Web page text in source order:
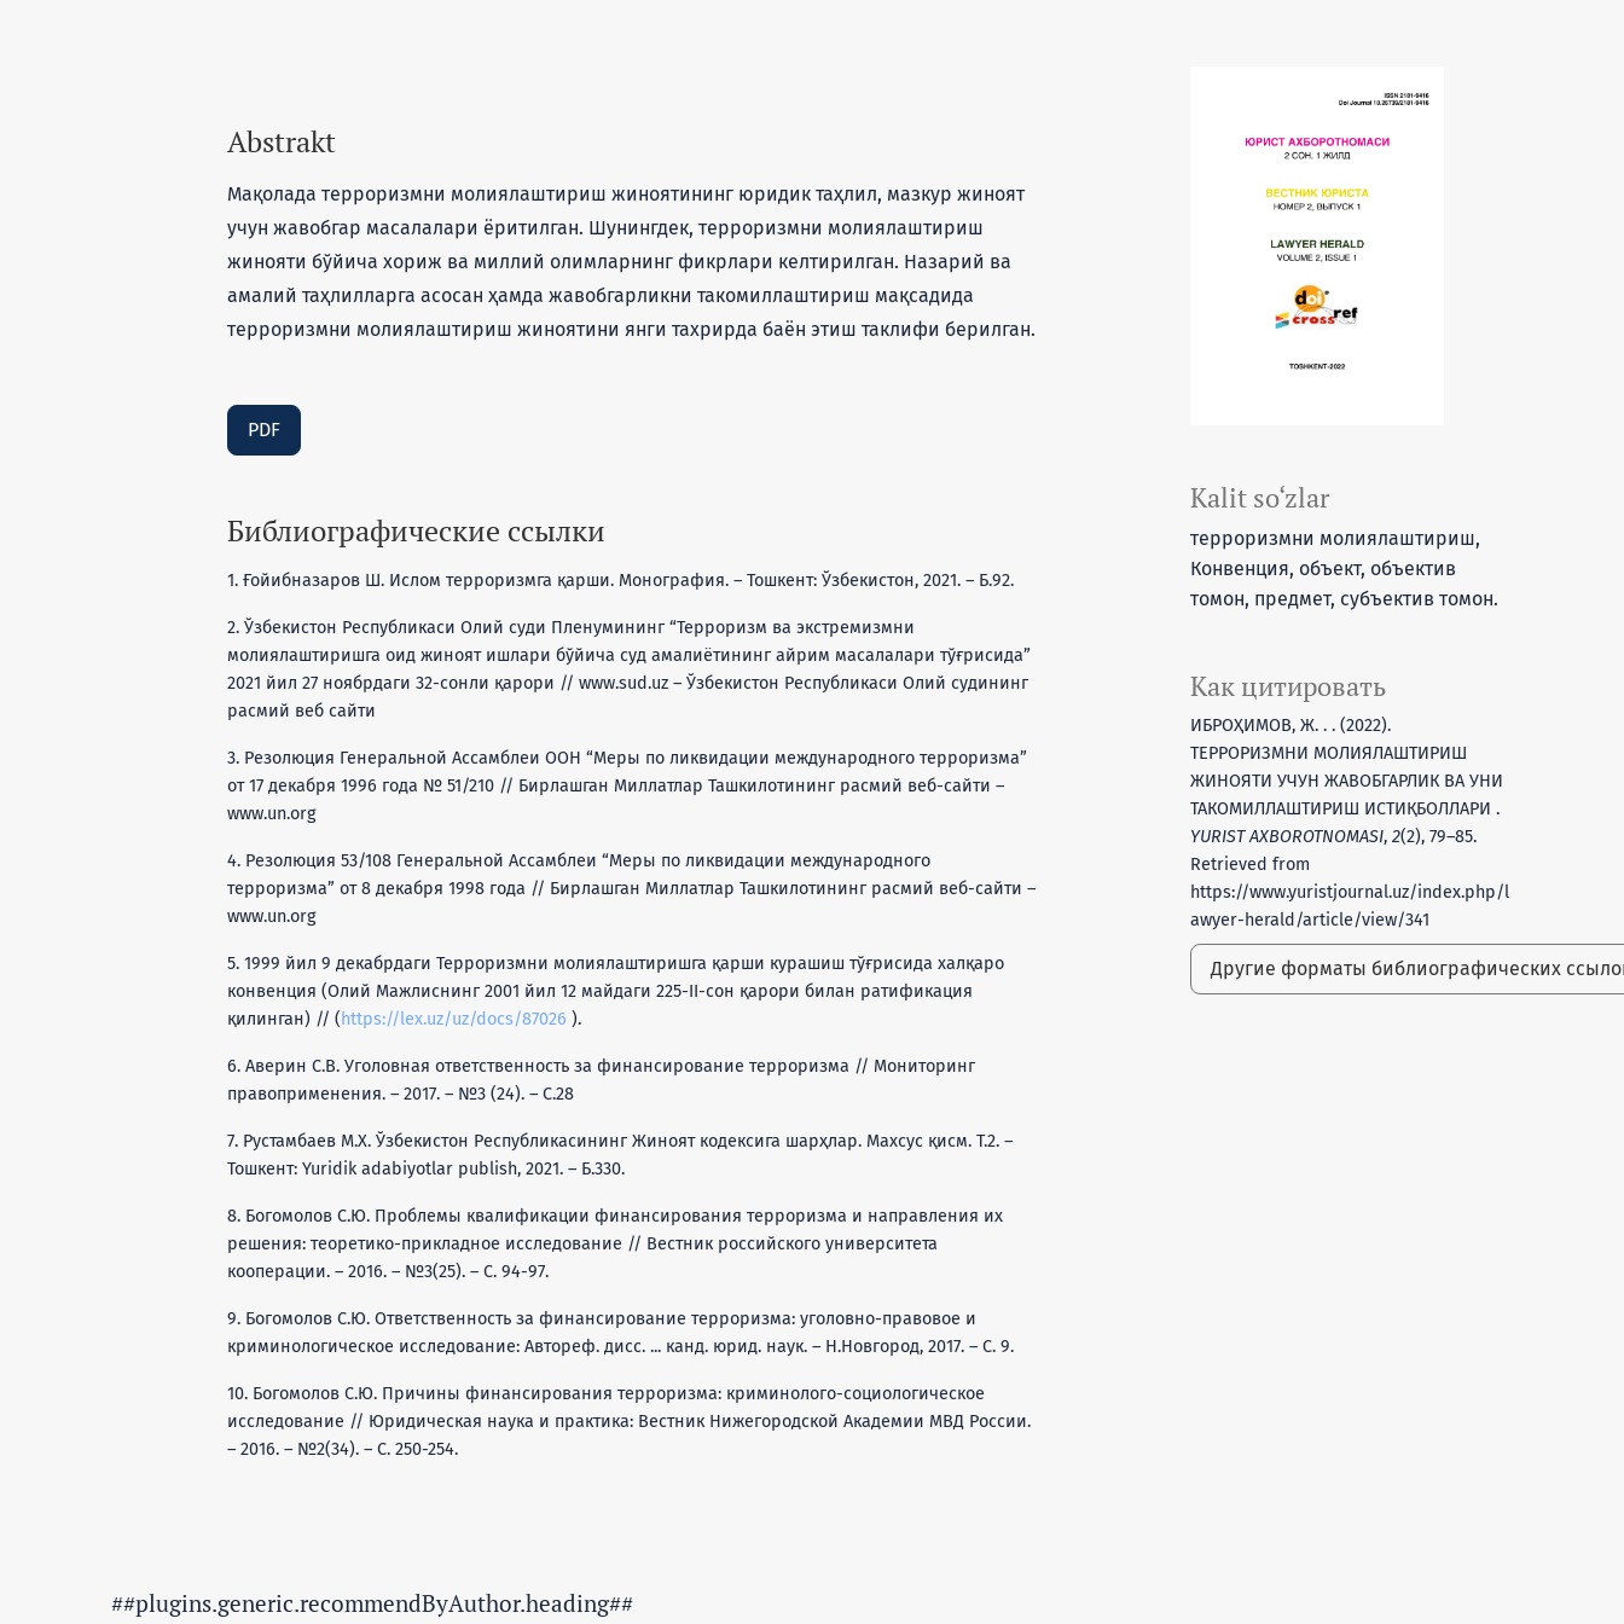
Kalit so‘zlar
терроризмни молиялаштириш,
Конвенция, объект, объектив
томон, предмет, субъектив томон.
Как цитировать
ИБРОҲИМОВ, Ж. . . (2022).
ТЕРРОРИЗМНИ МОЛИЯЛАШТИРИШ
ЖИНОЯТИ УЧУН ЖАВОБГАРЛИК ВА УНИ
ТАКОМИЛЛАШТИРИШ ИСТИҚБОЛЛАРИ .
YURIST AXBOROTNOMASI, 2(2), 79–85.
Retrieved from
https://www.yuristjournal.uz/index.php/l
awyer-herald/article/view/341
Другие форматы библиографических
Abstrakt
Мақолада терроризмни молиялаштириш жиноятининг юридик таҳлил, мазкур жиноят
учун жавобгар масалалари ёритилган. Шунингдек, терроризмни молиялаштириш
жинояти бўйича хориж ва миллий олимларнинг фикрлари келтирилган. Назарий ва
амалий таҳлилларга асосан ҳамда жавобгарликни такомиллаштириш мақсадида
терроризмни молиялаштириш жиноятини янги тахрирда баён этиш таклифи берилган.
PDF
Библиографические ссылки
1. Ғойибназаров Ш. Ислом терроризмга қарши. Монография. – Тошкент: Ўзбекистон, 2021. – Б.92.
2. Ўзбекистон Республикаси Олий суди Пленумининг “Терроризм ва экстремизмни
молиялаштиришга оид жиноят ишлари бўйича суд амалиётининг айрим масалалари тўғрисида”
2021 йил 27 ноябрдаги 32-сонли қарори // www.sud.uz – Ўзбекистон Республикаси Олий судининг
расмий веб сайти
3. Резолюция Генеральной Ассамблеи ООН “Меры по ликвидации международного терроризма”
от 17 декабря 1996 года № 51/210 // Бирлашган Миллатлар Ташкилотининг расмий веб-сайти –
www.un.org
4. Резолюция 53/108 Генеральной Ассамблеи “Меры по ликвидации международного
терроризма” от 8 декабря 1998 года // Бирлашган Миллатлар Ташкилотининг расмий веб-сайти –
www.un.org
5. 1999 йил 9 декабрдаги Терроризмни молиялаштиришга қарши курашиш тўғрисида халқаро
конвенция (Олий Мажлиснинг 2001 йил 12 майдаги 225-II-сон қарори билан ратификация
қилинган) // (https://lex.uz/uz/docs/87026 ).
6. Аверин С.В. Уголовная ответственность за финансирование терроризма // Мониторинг
правоприменения. – 2017. – №3 (24). – С.28
7. Рустамбаев М.Х. Ўзбекистон Республикасининг Жиноят кодексига шарҳлар. Махсус қисм. Т.2. –
Тошкент: Yuridik adabiyotlar publish, 2021. – Б.330.
8. Богомолов С.Ю. Проблемы квалификации финансирования терроризма и направления их
решения: теоретико-прикладное исследование // Вестник российского университета
кооперации. – 2016. – №3(25). – С. 94-97.
9. Богомолов С.Ю. Ответственность за финансирование терроризма: уголовно-правовое и
криминологическое исследование: Автореф. дисс. ... канд. юрид. наук. – Н.Новгород, 2017. – С. 9.
10. Богомолов С.Ю. Причины финансирования терроризма: криминолого-социологическое
исследование // Юридическая наука и практика: Вестник Нижегородской Академии МВД России.
– 2016. – №2(34). – С. 250-254.
##plugins.generic.recommendByAuthor.heading##